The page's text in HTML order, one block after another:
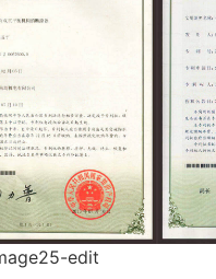
edit